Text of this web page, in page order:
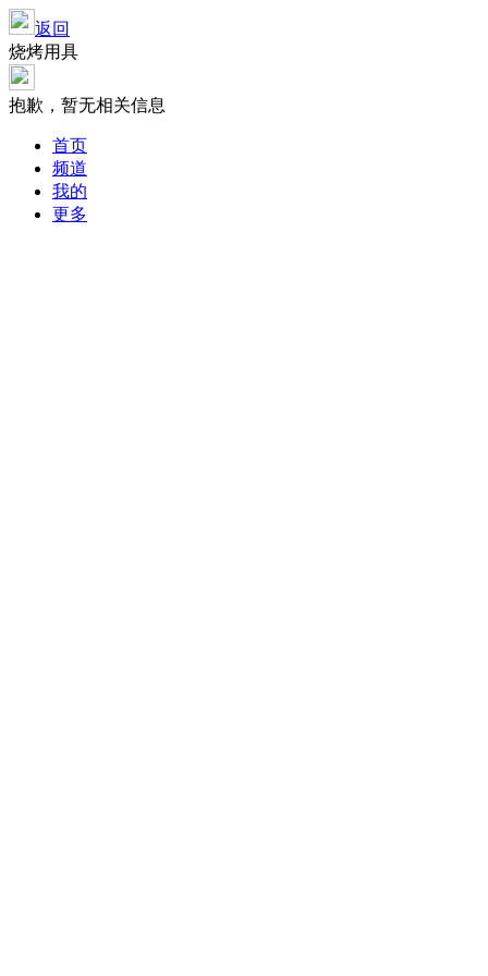
返回
烧烤用具
抱歉，暂无相关信息
首页
频道
我的
更多